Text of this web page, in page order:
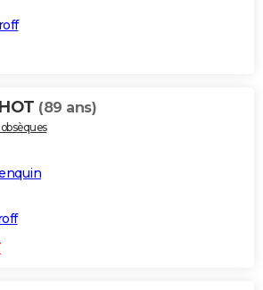
(89 ans)